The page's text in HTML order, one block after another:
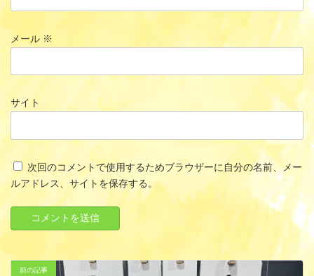
メール ※
サイト
次回のコメントで使用するためブラウザーに自分の名前、メー
ルアドレス、サイトを保存する。
前の記事